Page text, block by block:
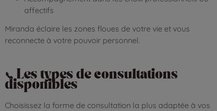
affectifs
Miranda éclaire les zones floues de votre vie et vous
reconnecte à votre pouvoir personnel.
📞 Les types de consultations
disponibles
Choisissez la forme de consultation la plus adaptée à vos